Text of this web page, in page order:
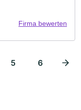
Firma bewerten
5 6